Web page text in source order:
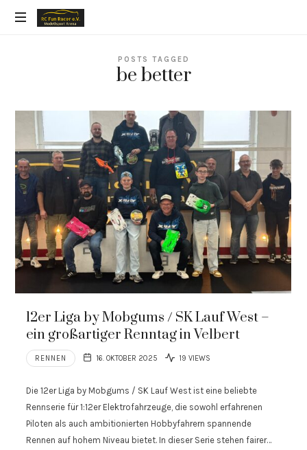
RC
IN
DER
MODELLSPORT
ARENA
VELBERT
POSTS TAGGED
be better
12er Liga by Mobgums / SK Lauf West –
ein großartiger Renntag in Velbert
RENNEN 16. OKTOBER 2025 19 VIEWS
Die 12er Liga by Mobgums / SK Lauf West ist eine beliebte
Rennserie für 1:12er Elektrofahrzeuge, die sowohl erfahrenen
Piloten als auch ambitionierten Hobbyfahrern spannende
Rennen auf hohem Niveau bietet. In dieser Serie stehen fairer…